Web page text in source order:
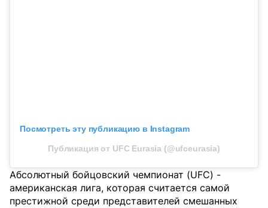
Посмотреть эту публикацию в Instagram
Публикация от UFC Eurasia (@ufceurasia)
Абсолютный бойцовский чемпионат (UFC) -
американская лига, которая считается самой
престижной среди представителей смешанных